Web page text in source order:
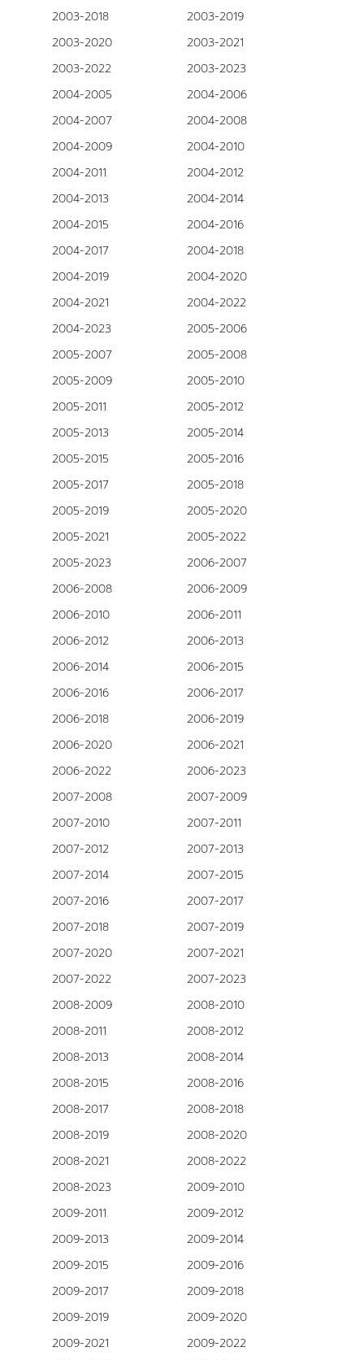
2003-2018
2003-2019
2003-2020
2003-2021
2003-2022
2003-2023
2004-2005
2004-2006
2004-2007
2004-2008
2004-2009
2004-2010
2004-2011
2004-2012
2004-2013
2004-2014
2004-2015
2004-2016
2004-2017
2004-2018
2004-2019
2004-2020
2004-2021
2004-2022
2004-2023
2005-2006
2005-2007
2005-2008
2005-2009
2005-2010
2005-2011
2005-2012
2005-2013
2005-2014
2005-2015
2005-2016
2005-2017
2005-2018
2005-2019
2005-2020
2005-2021
2005-2022
2005-2023
2006-2007
2006-2008
2006-2009
2006-2010
2006-2011
2006-2012
2006-2013
2006-2014
2006-2015
2006-2016
2006-2017
2006-2018
2006-2019
2006-2020
2006-2021
2006-2022
2006-2023
2007-2008
2007-2009
2007-2010
2007-2011
2007-2012
2007-2013
2007-2014
2007-2015
2007-2016
2007-2017
2007-2018
2007-2019
2007-2020
2007-2021
2007-2022
2007-2023
2008-2009
2008-2010
2008-2011
2008-2012
2008-2013
2008-2014
2008-2015
2008-2016
2008-2017
2008-2018
2008-2019
2008-2020
2008-2021
2008-2022
2008-2023
2009-2010
2009-2011
2009-2012
2009-2013
2009-2014
2009-2015
2009-2016
2009-2017
2009-2018
2009-2019
2009-2020
2009-2021
2009-2022